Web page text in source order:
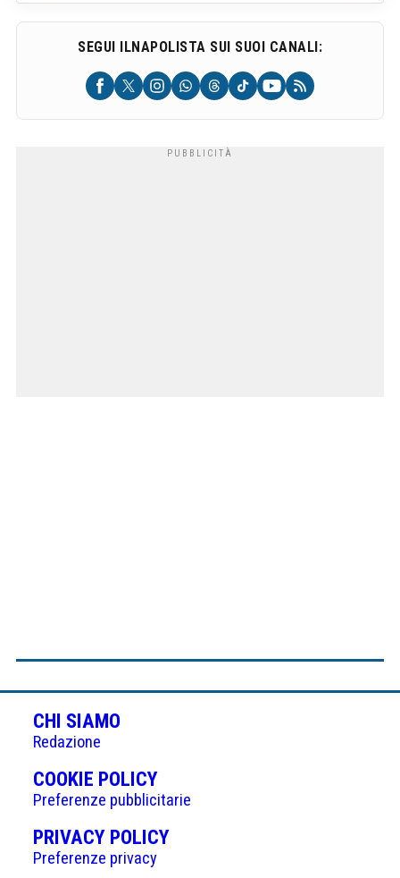
SEGUI ILNAPOLISTA SUI SUOI CANALI:
CHI SIAMO
Redazione
COOKIE POLICY(APRE
IN
UNA
NUOVA
Preferenze pubblicitarie
PRIVACY POLICY(APRE
Preferenze privacy